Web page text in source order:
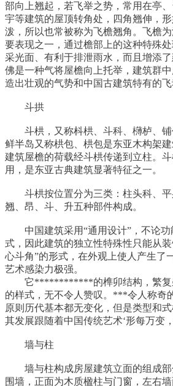
部向上翘起，若飞举之势，常用在亭
宇等建筑的屋顶转角处，四角翘伸，
泼，所以也常被称为飞檐翘角。飞檐
要表现之一，通过檐部上的这种特殊
采光面、有利于排泄雨水，而且增添
佛是一种气将屋檐向上托举，建筑群
造出壮观的气势和中国古建筑特有的飞
斗拱
斗栱，又称枓栱、斗科、欂栌、铺
鲜半岛又称栱包、栱包是东亚木构架建
建筑屋檐的荷载经斗栱传递到立柱。
用，是东亚古典建筑显著特征之一。
斗栱按位置分为三类：柱头科、平
翘、昂、斗、升五种部件构成。
中国建筑采用“通用设计”，不论功
式，因此建筑的独立性特殊性只能从
心斗角”的形式，在外观上使人产生了
艺术感染力极强。
它************的榫卯结构，繁复
的样式，无不令人赞叹。***令人称奇
原则历代基本都无变化，但是类型和
其发展跟随着中国传统艺术‘形每万变
墙与柱
墙与柱构成房屋建筑立面的组成部
围墙，正面为木质楹柱与门窗，左右